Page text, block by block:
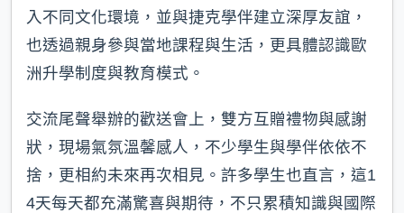
入不同文化環境，並與捷克學伴建立深厚友誼，
也透過親身參與當地課程與生活，更具體認識歐
洲升學制度與教育模式。
交流尾聲舉辦的歡送會上，雙方互贈禮物與感謝
狀，現場氣氛溫馨感人，不少學生與學伴依依不
捨，更相約未來再次相見。許多學生也直言，這1
4天每天都充滿驚喜與期待，不只累積知識與國際